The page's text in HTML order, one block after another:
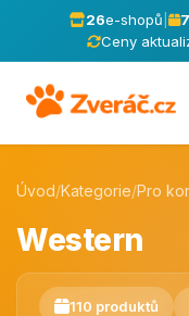
26e-shopů
Ceny
Úvod/Kategorie/Pro
Western
110 produktů